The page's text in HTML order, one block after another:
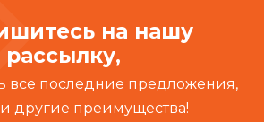
на нашу
рассылку,
все последние предложения,
другие преимущества!